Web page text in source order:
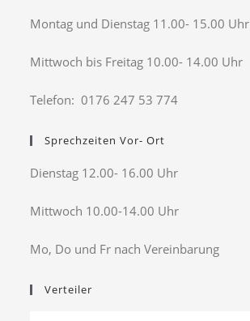
Montag und Dienstag 11.00- 15.00 Uhr
Mittwoch bis Freitag 10.00- 14.00 Uhr
Telefon: 0176 247 53 774
Sprechzeiten Vor- Ort
Dienstag 12.00- 16.00 Uhr
Mittwoch 10.00-14.00 Uhr
Mo, Do und Fr nach Vereinbarung
Verteiler